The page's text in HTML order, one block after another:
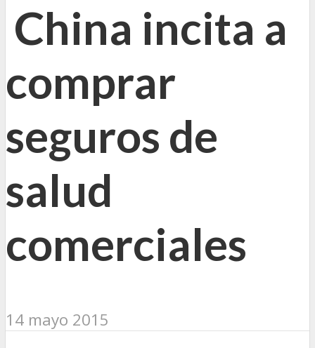
China incita a
comprar
seguros de
salud
comerciales
14 mayo 2015